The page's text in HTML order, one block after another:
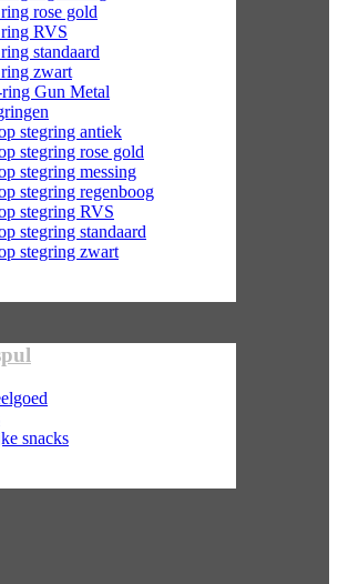
rose gold
RVS
standaard
zwart
Gun Metal
stegring antiek
stegring rose gold
stegring messing
stegring regenboog
stegring RVS
stegring standaard
stegring zwart
snacks